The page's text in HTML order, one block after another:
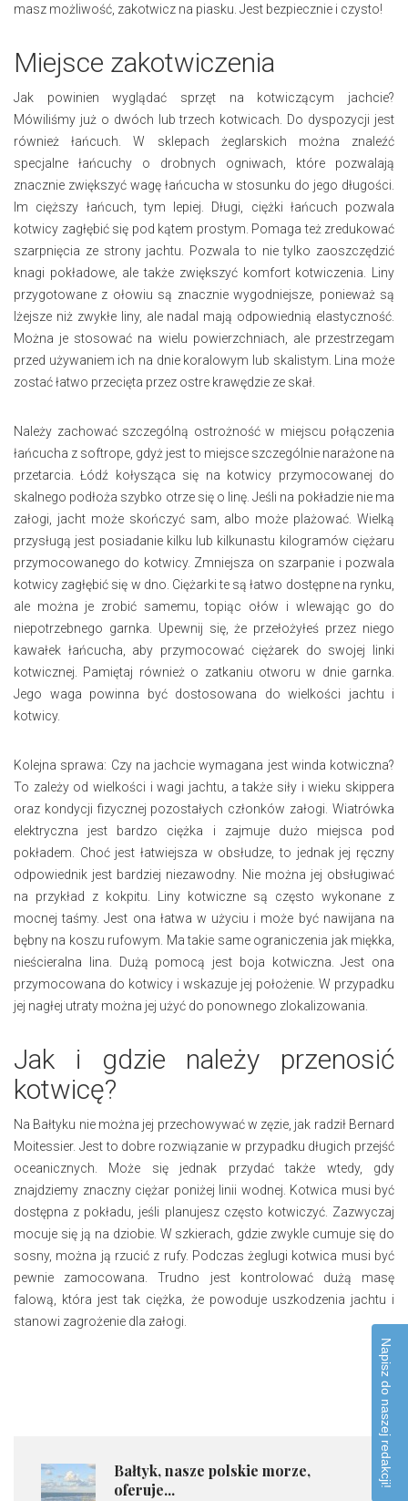
masz możliwość, zakotwicz na piasku. Jest bezpiecznie i czysto!
Miejsce zakotwiczenia
Jak powinien wyglądać sprzęt na kotwiczącym jachcie?
Mówiliśmy już o dwóch lub trzech kotwicach. Do dyspozycji jest
również łańcuch. W sklepach żeglarskich można znaleźć
specjalne łańcuchy o drobnych ogniwach, które pozwalają
znacznie zwiększyć wagę łańcucha w stosunku do jego długości.
Im cięższy łańcuch, tym lepiej. Długi, ciężki łańcuch pozwala
kotwicy zagłębić się pod kątem prostym. Pomaga też zredukować
szarpnięcia ze strony jachtu. Pozwala to nie tylko zaoszczędzić
knagi pokładowe, ale także zwiększyć komfort kotwiczenia. Liny
przygotowane z ołowiu są znacznie wygodniejsze, ponieważ są
lżejsze niż zwykłe liny, ale nadal mają odpowiednią elastyczność.
Można je stosować na wielu powierzchniach, ale przestrzegam
przed używaniem ich na dnie koralowym lub skalistym. Lina może
zostać łatwo przecięta przez ostre krawędzie ze skał.
Należy zachować szczególną ostrożność w miejscu połączenia
łańcucha z softrope, gdyż jest to miejsce szczególnie narażone na
przetarcia. Łódź kołysząca się na kotwicy przymocowanej do
skalnego podłoża szybko otrze się o linę. Jeśli na pokładzie nie ma
załogi, jacht może skończyć sam, albo może plażować. Wielką
przysługą jest posiadanie kilku lub kilkunastu kilogramów ciężaru
przymocowanego do kotwicy. Zmniejsza on szarpanie i pozwala
kotwicy zagłębić się w dno. Ciężarki te są łatwo dostępne na rynku,
ale można je zrobić samemu, topiąc ołów i wlewając go do
niepotrzebnego garnka. Upewnij się, że przełożyłeś przez niego
kawałek łańcucha, aby przymocować ciężarek do swojej linki
kotwicznej. Pamiętaj również o zatkaniu otworu w dnie garnka.
Jego waga powinna być dostosowana do wielkości jachtu i
kotwicy.
Kolejna sprawa: Czy na jachcie wymagana jest winda kotwiczna?
To zależy od wielkości i wagi jachtu, a także siły i wieku skippera
oraz kondycji fizycznej pozostałych członków załogi. Wiatrówka
elektryczna jest bardzo ciężka i zajmuje dużo miejsca pod
pokładem. Choć jest łatwiejsza w obsłudze, to jednak jej ręczny
odpowiednik jest bardziej niezawodny. Nie można jej obsługiwać
na przykład z kokpitu. Liny kotwiczne są często wykonane z
mocnej taśmy. Jest ona łatwa w użyciu i może być nawijana na
bębny na koszu rufowym. Ma takie same ograniczenia jak miękka,
nieścieralna lina. Dużą pomocą jest boja kotwiczna. Jest ona
przymocowana do kotwicy i wskazuje jej położenie. W przypadku
jej nagłej utraty można jej użyć do ponownego zlokalizowania.
Jak i gdzie należy przenosić
kotwicę?
Na Bałtyku nie można jej przechowywać w zęzie, jak radził Bernard
Moitessier. Jest to dobre rozwiązanie w przypadku długich przejść
oceanicznych. Może się jednak przydać także wtedy, gdy
znajdziemy znaczny ciężar poniżej linii wodnej. Kotwica musi być
dostępna z pokładu, jeśli planujesz często kotwiczyć. Zazwyczaj
mocuje się ją na dziobie. W szkierach, gdzie zwykle cumuje się do
sosny, można ją rzucić z rufy. Podczas żeglugi kotwica musi być
pewnie zamocowana. Trudno jest kontrolować dużą masę
falową, która jest tak ciężka, że powoduje uszkodzenia jachtu i
stanowi zagrożenie dla załogi.
Bałtyk, nasze polskie morze,
oferuje...
Napisz do naszej redakcji!